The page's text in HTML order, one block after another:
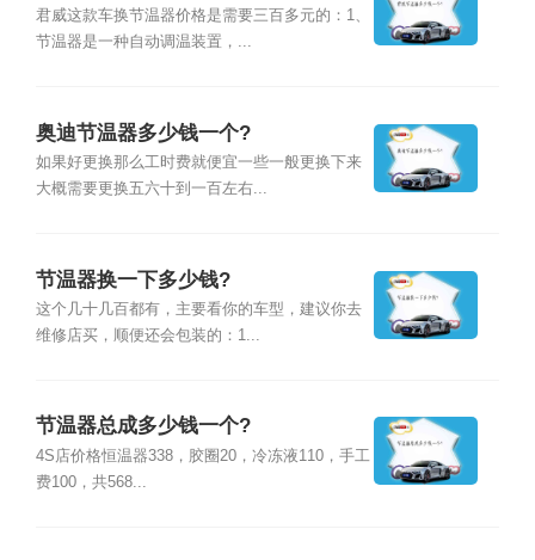
君威这款车换节温器价格是需要三百多元的：1、
节温器是一种自动调温装置，...
奥迪节温器多少钱一个?
如果好更换那么工时费就便宜一些一般更换下来
大概需要更换五六十到一百左右...
节温器换一下多少钱?
这个几十几百都有，主要看你的车型，建议你去
维修店买，顺便还会包装的：1...
节温器总成多少钱一个?
4S店价格恒温器338，胶圈20，冷冻液110，手工
费100，共568...